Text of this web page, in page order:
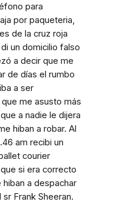
para
por paqueteria,
de la cruz roja
un domicilio falso
a decir que me
de días el rumbo
a ser
me asusto más
a nadie le dijera
hiban a robar. Al
am recibi un
courier
si era correcto
a despachar
Frank Sheeran.